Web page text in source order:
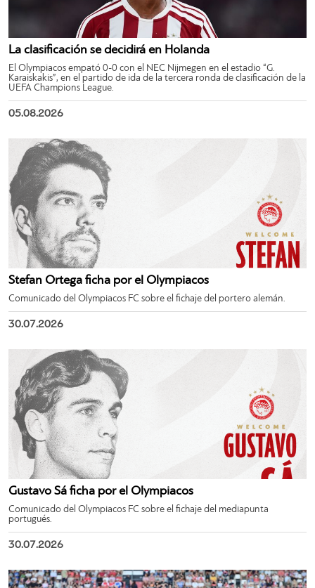
La clasificación se decidirá en Holanda
El Olympiacos empató 0-0 con el NEC Nijmegen en el estadio “G.
Karaiskakis”, en el partido de ida de la tercera ronda de clasificación de la
UEFA Champions League.
05.08.2026
Stefan Ortega ficha por el Olympiacos
Comunicado del Olympiacos FC sobre el fichaje del portero alemán.
30.07.2026
Gustavo Sá ficha por el Olympiacos
Comunicado del Olympiacos FC sobre el fichaje del mediapunta
portugués.
30.07.2026